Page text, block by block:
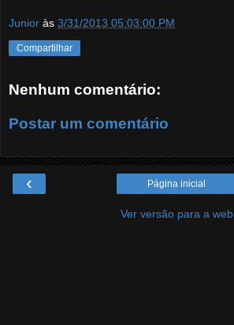
Junior às 3/31/2013 05:03:00 PM
Compartilhar
Nenhum comentário:
Postar um comentário
‹ Página inicial
Ver versão para a web